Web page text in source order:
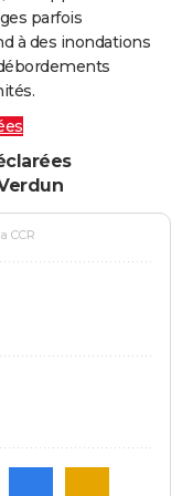
parfois
à des inondations
CCR